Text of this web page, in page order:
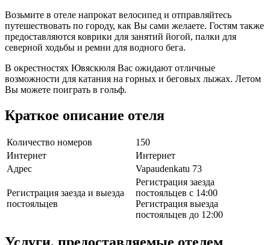
Возьмите в отеле напрокат велосипед и отправляйтесь
путешествовать по городу, как Вы сами желаете. Гостям также
предоставляются коврики для занятий йогой, палки для
северной ходьбы и ремни для водного бега.
В окрестностях Ювяскюля Вас ожидают отличные
возможности для катания на горных и беговых лыжах. Летом
Вы можете поиграть в гольф.
Краткое описание отеля
Количество номеров
150
Интернет
Интернет
Адрес
Vapaudenkatu 73
Регистрация заезда и выезда
постояльцев
Регистрация заезда
постояльцев с 14:00
Регистрация выезда
постояльцев до 12:00